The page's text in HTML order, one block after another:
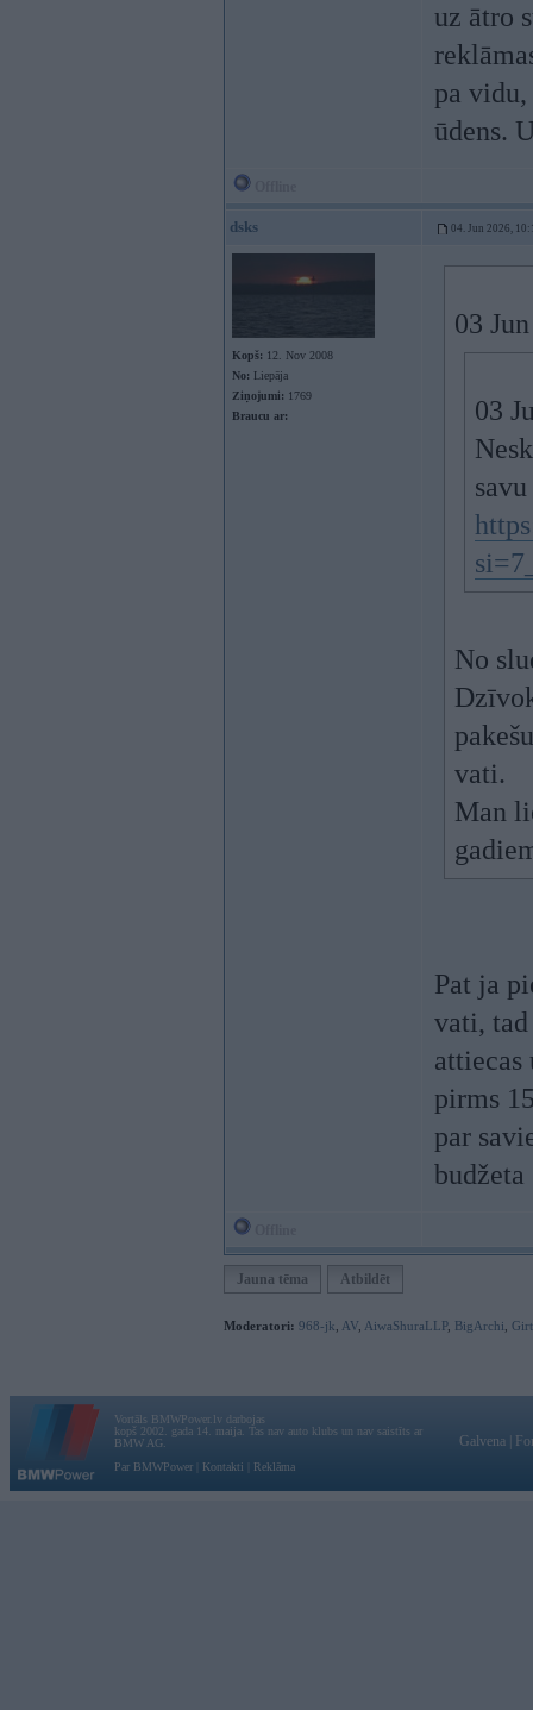
uz ātro
pa
ūdens.
dsks 04. Jun 2026,
Kopš: 12. Nov 2008
No: Liepāja
Ziņojumi: 1769
Braucu ar:
03
03
No
vati.
Man
Pat ja
vati,
attiecas
pirms
par
Jauna tēma Atbildēt
Moderatori: 968-jk AV AiwaShuraLLP, BigArchi
Vortāls BMWPower.lv darbojas
kopš 2002. gada 14. maija. Tas nav auto klubs un nav saistīts ar
BMW AG.
Par BMWPower
Kontakti Reklāma
Galvena